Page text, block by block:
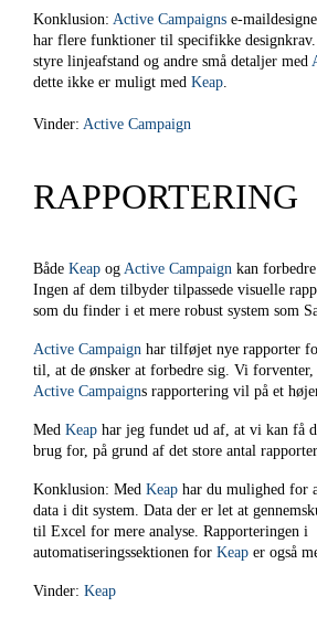
Konklusion: Active Campaigns e-
har flere funktioner til specifikke
styre linjeafstand og andre små detaljer med
dette ikke er muligt med Keap
Vinder: Active Campaign
RAPPORTERING
Både Keap og Active Campaign kan
Ingen af dem tilbyder tilpassede visuelle
som du finder i et mere robust system som
Active Campaign har tilføjet nye rapporter
til, at de ønsker at forbedre sig. Vi
Active Campaigns rapportering vil på et
Med Keap har jeg fundet ud af, at vi kan få
brug for, på grund af det store antal
Konklusion: Med Keap har du mulighed for
data i dit system. Data der er let at
til Excel for mere analyse. Rapporteringen i
automatiseringssektionen for Keap er også
Vinder: Keap